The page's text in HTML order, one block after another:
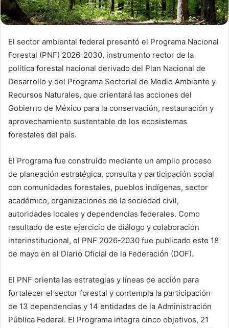
El sector ambiental federal presentó el Programa Nacional
Forestal (PNF) 2026-2030, instrumento rector de la
política forestal nacional derivado del Plan Nacional de
Desarrollo y del Programa Sectorial de Medio Ambiente y
Recursos Naturales, que orientará las acciones del
Gobierno de México para la conservación, restauración y
aprovechamiento sustentable de los ecosistemas
forestales del país.
El Programa fue construido mediante un amplio proceso
de planeación estratégica, consulta y participación social
con comunidades forestales, pueblos indígenas, sector
académico, organizaciones de la sociedad civil,
autoridades locales y dependencias federales. Como
resultado de este ejercicio de diálogo y colaboración
interinstitucional, el PNF 2026-2030 fue publicado este 18
de mayo en el Diario Oficial de la Federación (DOF).
El PNF orienta las estrategias y líneas de acción para
fortalecer el sector forestal y contempla la participación
de 13 dependencias y 14 entidades de la Administración
Pública Federal. El Programa integra cinco objetivos, 21